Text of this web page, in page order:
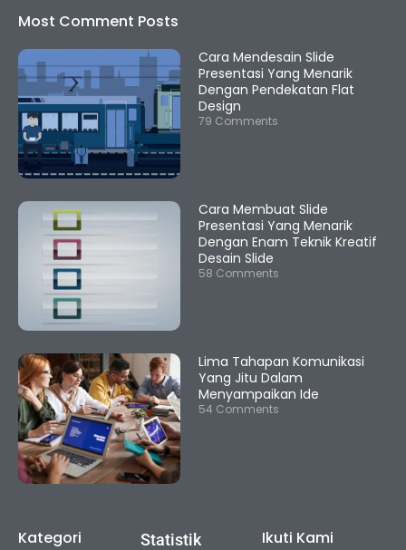
Most Comment Posts
Cara Mendesain Slide
Presentasi Yang Menarik
Dengan Pendekatan Flat
Design
79 Comments
Cara Membuat Slide
Presentasi Yang Menarik
Dengan Enam Teknik Kreatif
Desain Slide
58 Comments
Lima Tahapan Komunikasi
Yang Jitu Dalam
Menyampaikan Ide
54 Comments
Kategori Statistik Ikuti Kami